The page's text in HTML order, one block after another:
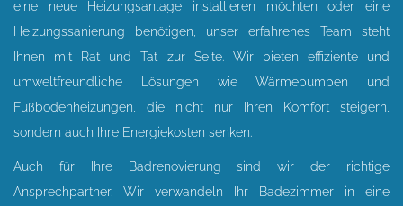
eine neue Heizungsanlage installieren möchten oder eine
Heizungssanierung benötigen, unser erfahrenes Team steht
Ihnen mit Rat und Tat zur Seite. Wir bieten effiziente und
umweltfreundliche Lösungen wie Wärmepumpen und
Fußbodenheizungen, die nicht nur Ihren Komfort steigern,
sondern auch Ihre Energiekosten senken.
Auch für Ihre Badrenovierung sind wir der richtige
Ansprechpartner. Wir verwandeln Ihr Badezimmer in eine